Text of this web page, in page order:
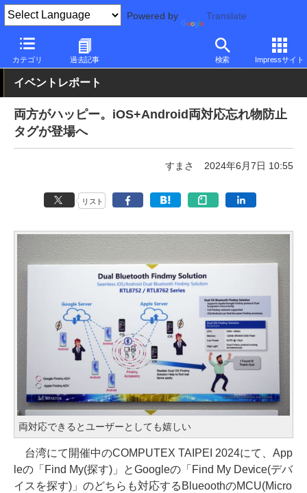
Powered by Translate
カテゴリ 過去記事 検索 Impressサイト
PC Watch イベント 2024
イベントレポート
両方がハッピー。iOS+Android両対応忘れ物防止
タグが登場へ
すまさ 2024年6月7日 10:55
リスト
両対応できるとユーザーとしても嬉しい
台湾にて開催中のCOMPUTEX TAIPEI 2024にて、App
leの「Find My(探す)」とGoogleの「Find My Device(デバ
イスを探す)」のどちらも対応するBlueoothのMCU(Micro